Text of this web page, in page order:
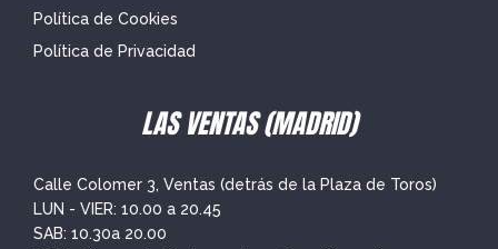
Política de Cookies
Política de Privacidad
LAS VENTAS (MADRID)
Calle Colomer 3, Ventas (detrás de la Plaza de Toros)
LUN - VIER: 10.00 a 20.45
SAB: 10.30a 20.00